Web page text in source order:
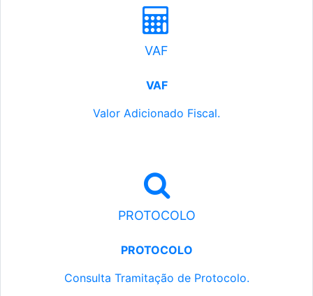
VAF
VAF
Valor Adicionado Fiscal.
PROTOCOLO
PROTOCOLO
Consulta Tramitação de Protocolo.